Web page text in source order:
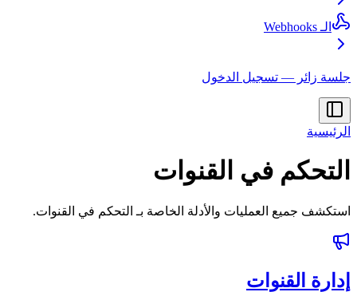
الـ Webhooks
جلسة زائر — تسجيل الدخول
الرئيسية
التحكم في القنوات
استكشف جميع العمليات والأدلة الخاصة بـ التحكم في القنوات.
إدارة القنوات